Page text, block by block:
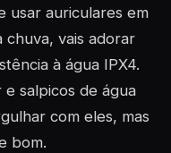
usar auriculares em
chuva, vais adorar
à água IPX4.
e salpicos de água
com eles, mas
bom.